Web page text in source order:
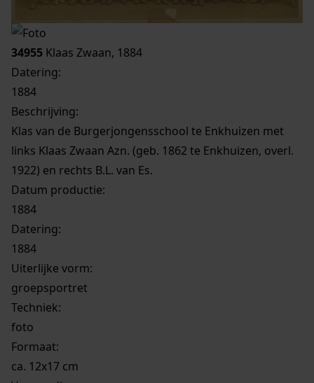
34955 Klaas Zwaan, 1884
Datering:
1884
Beschrijving:
Klas van de Burgerjongensschool te Enkhuizen met
links Klaas Zwaan Azn. (geb. 1862 te Enkhuizen, overl.
1922) en rechts B.L. van Es.
Datum productie:
1884
Datering:
1884
Uiterlijke vorm:
groepsportret
Techniek:
foto
Formaat:
ca. 12x17 cm